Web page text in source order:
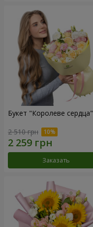
Букет "Королеве сердца"
2 510 грн
Заказать